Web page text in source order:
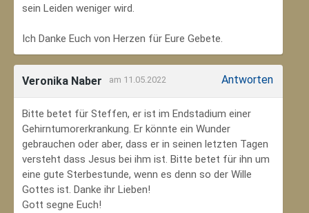
sein Leiden weniger wird.
Ich Danke Euch von Herzen für Eure Gebete.
Veronika Naber am 11.05.2022 Antworten
Bitte betet für Steffen, er ist im Endstadium einer
Gehirntumorerkrankung. Er könnte ein Wunder
gebrauchen oder aber, dass er in seinen letzten Tagen
versteht dass Jesus bei ihm ist. Bitte betet für ihn um
eine gute Sterbestunde, wenn es denn so der Wille
Gottes ist. Danke ihr Lieben!
Gott segne Euch!